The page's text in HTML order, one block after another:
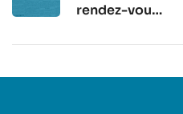
rendez-vous
Pavé